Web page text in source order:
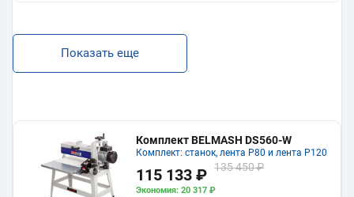
Показать еще
Комплект BELMASH DS560-W
Комплект: станок, лента P80 и лента P120
115 133 ₽ 135 450 ₽
Экономия: 20 317 ₽